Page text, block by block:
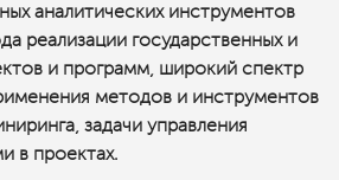
аналитических инструментов
реализации государственных и
и программ, широкий спектр
методов и инструментов
задачи управления
в проектах.